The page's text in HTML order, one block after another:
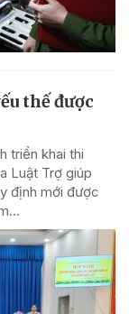
thế được
triển khai thi
Luật Trợ giúp
định mới được